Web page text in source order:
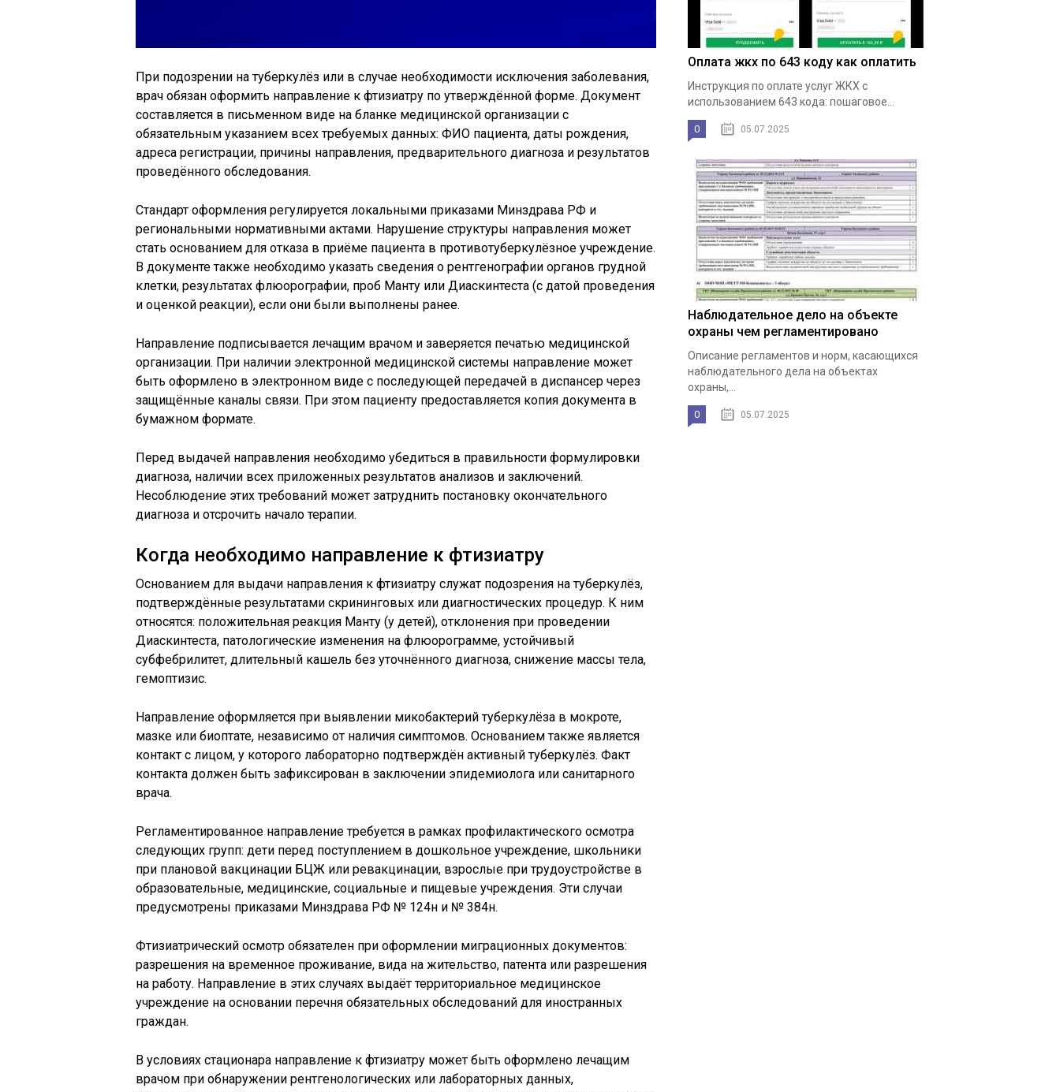
При подозрении на туберкулёз или в случае необходимости исключения заболевания,
врач обязан оформить направление к фтизиатру по утверждённой форме. Документ
составляется в письменном виде на бланке медицинской организации с
обязательным указанием всех требуемых данных: ФИО пациента, даты рождения,
адреса регистрации, причины направления, предварительного диагноза и результатов
проведённого обследования.
Стандарт оформления регулируется локальными приказами Минздрава РФ и
региональными нормативными актами. Нарушение структуры направления может
стать основанием для отказа в приёме пациента в противотуберкулёзное учреждение.
В документе также необходимо указать сведения о рентгенографии органов грудной
клетки, результатах флюорографии, проб Манту или Диаскинтеста (с датой проведения
и оценкой реакции), если они были выполнены ранее.
Направление подписывается лечащим врачом и заверяется печатью медицинской
организации. При наличии электронной медицинской системы направление может
быть оформлено в электронном виде с последующей передачей в диспансер через
защищённые каналы связи. При этом пациенту предоставляется копия документа в
бумажном формате.
Перед выдачей направления необходимо убедиться в правильности формулировки
диагноза, наличии всех приложенных результатов анализов и заключений.
Несоблюдение этих требований может затруднить постановку окончательного
диагноза и отсрочить начало терапии.
Когда необходимо направление к фтизиатру
Основанием для выдачи направления к фтизиатру служат подозрения на туберкулёз,
подтверждённые результатами скрининговых или диагностических процедур. К ним
относятся: положительная реакция Манту (у детей), отклонения при проведении
Диаскинтеста, патологические изменения на флюорограмме, устойчивый
субфебрилитет, длительный кашель без уточнённого диагноза, снижение массы тела,
гемоптизис.
Направление оформляется при выявлении микобактерий туберкулёза в мокроте,
мазке или биоптате, независимо от наличия симптомов. Основанием также является
контакт с лицом, у которого лабораторно подтверждён активный туберкулёз. Факт
контакта должен быть зафиксирован в заключении эпидемиолога или санитарного
врача.
Регламентированное направление требуется в рамках профилактического осмотра
следующих групп: дети перед поступлением в дошкольное учреждение, школьники
при плановой вакцинации БЦЖ или ревакцинации, взрослые при трудоустройстве в
образовательные, медицинские, социальные и пищевые учреждения. Эти случаи
предусмотрены приказами Минздрава РФ № 124н и № 384н.
Фтизиатрический осмотр обязателен при оформлении миграционных документов:
разрешения на временное проживание, вида на жительство, патента или разрешения
на работу. Направление в этих случаях выдаёт территориальное медицинское
учреждение на основании перечня обязательных обследований для иностранных
граждан.
В условиях стационара направление к фтизиатру может быть оформлено лечащим
врачом при обнаружении рентгенологических или лабораторных данных,
Оплата жкх по 643 коду как оплатить
Инструкция по оплате услуг ЖКХ с
использованием 643 кода: пошаговое...
0 05.07.2025
Наблюдательное дело на объекте
охраны чем регламентировано
Описание регламентов и норм, касающихся
наблюдательного дела на объектах
охраны,...
0 05.07.2025